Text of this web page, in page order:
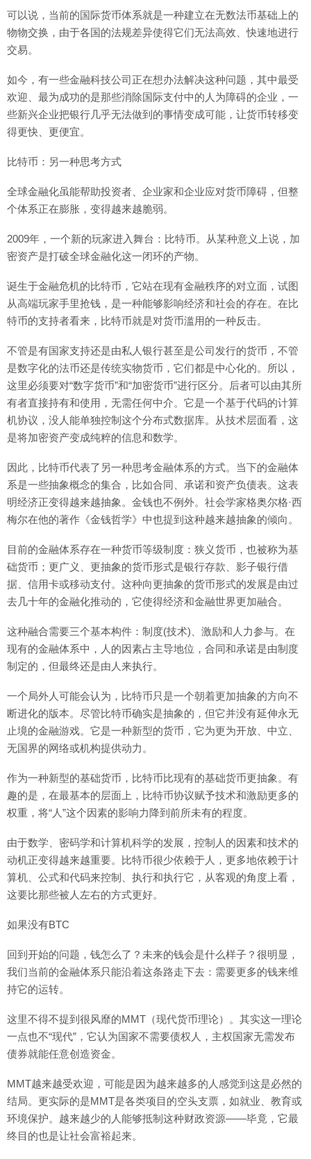
可以说，当前的国际货币体系就是一种建立在无数法币基础上的
物物交换，由于各国的法规差异使得它们无法高效、快速地进行
交易。
如今，有一些金融科技公司正在想办法解决这种问题，其中最受
欢迎、最为成功的是那些消除国际支付中的人为障碍的企业，一
些新兴企业把银行几乎无法做到的事情变成可能，让货币转移变
得更快、更便宜。
比特币：另一种思考方式
全球金融化虽能帮助投资者、企业家和企业应对货币障碍，但整
个体系正在膨胀，变得越来越脆弱。
2009年，一个新的玩家进入舞台：比特币。从某种意义上说，加
密资产是打破全球金融化这一闭环的产物。
诞生于金融危机的比特币，它站在现有金融秩序的对立面，试图
从高端玩家手里抢钱，是一种能够影响经济和社会的存在。在比
特币的支持者看来，比特币就是对货币滥用的一种反击。
不管是有国家支持还是由私人银行甚至是公司发行的货币，不管
是数字化的法币还是传统实物货币，它们都是中心化的。所以，
这里必须要对“数字货币”和“加密货币”进行区分。后者可以由其所
有者直接持有和使用，无需任何中介。它是一个基于代码的计算
机协议，没人能单独控制这个分布式数据库。从技术层面看，这
是将加密资产变成纯粹的信息和数学。
因此，比特币代表了另一种思考金融体系的方式。当下的金融体
系是一些抽象概念的集合，比如合同、承诺和资产负债表。这表
明经济正变得越来越抽象。金钱也不例外。社会学家格奥尔格·西
梅尔在他的著作《金钱哲学》中也提到这种越来越抽象的倾向。
目前的金融体系存在一种货币等级制度：狭义货币，也被称为基
础货币；更广义、更抽象的货币形式是银行存款、影子银行借
据、信用卡或移动支付。这种向更抽象的货币形式的发展是由过
去几十年的金融化推动的，它使得经济和金融世界更加融合。
这种融合需要三个基本构件：制度(技术)、激励和人力参与。在
现有的金融体系中，人的因素占主导地位，合同和承诺是由制度
制定的，但最终还是由人来执行。
一个局外人可能会认为，比特币只是一个朝着更加抽象的方向不
断进化的版本。尽管比特币确实是抽象的，但它并没有延伸永无
止境的金融游戏。它是一种新型的货币，它为更为开放、中立、
无国界的网络或机构提供动力。
作为一种新型的基础货币，比特币比现有的基础货币更抽象。有
趣的是，在最基本的层面上，比特币协议赋予技术和激励更多的
权重，将“人”这个因素的影响力降到前所未有的程度。
由于数学、密码学和计算机科学的发展，控制人的因素和技术的
动机正变得越来越重要。比特币很少依赖于人，更多地依赖于计
算机、公式和代码来控制、执行和执行它，从客观的角度上看，
这要比那些被人左右的方式更好。
如果没有BTC
回到开始的问题，钱怎么了？未来的钱会是什么样子？很明显，
我们当前的金融体系只能沿着这条路走下去：需要更多的钱来维
持它的运转。
这里不得不提到很风靡的MMT（现代货币理论）。其实这一理论
一点也不“现代”，它认为国家不需要债权人，主权国家无需发布
债券就能任意创造资金。
MMT越来越受欢迎，可能是因为越来越多的人感觉到这是必然的
结局。更实际的是MMT是各类项目的空头支票，如就业、教育或
环境保护。越来越少的人能够抵制这种财政资源——毕竟，它最
终目的也是让社会富裕起来。